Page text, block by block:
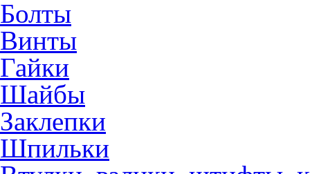
Болты
Винты
Гайки
Шайбы
Заклепки
Шпильки